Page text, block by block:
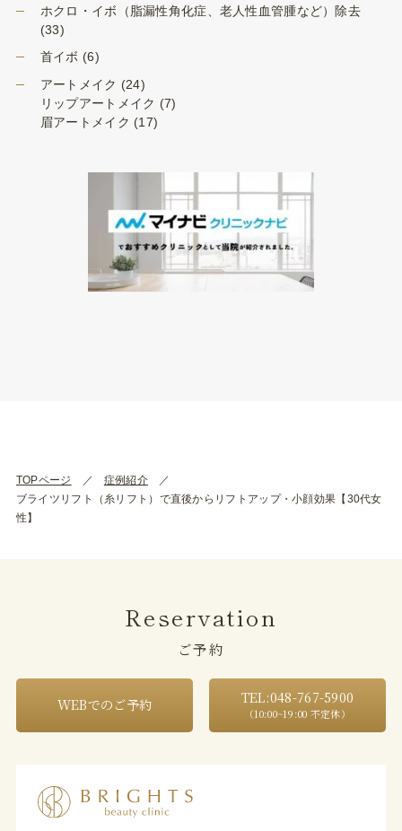
ホクロ・イボ（脂漏性角化症、老人性血管腫など）除去
(33)
首イボ (6)
アートメイク (24)
リップアートメイク (7)
眉アートメイク (17)
TOPページ
症例紹介
ブライツリフト（糸リフト）で直後からリフトアップ・小顔効果【30代女
性】
Reservation
ご予約
WEBでのご予約 TEL:048-767-5900
（10:00~19:00 不定休）